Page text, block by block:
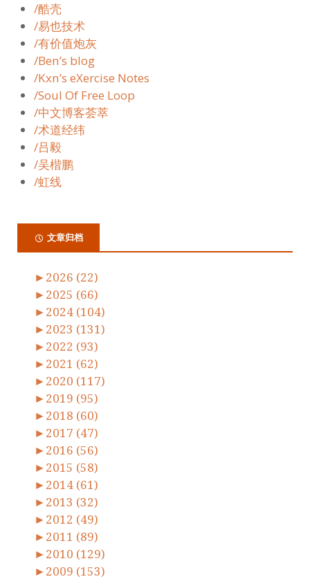
/酷壳
/易也技术
/有价值炮灰
/Ben’s blog
/Kxn’s eXercise Notes
/Soul Of Free Loop
/中文博客荟萃
/术道经纬
/吕毅
/吴楷鹏
/虹线
文章归档
► 2026 (22)
► 2025 (66)
► 2024 (104)
► 2023 (131)
► 2022 (93)
► 2021 (62)
► 2020 (117)
► 2019 (95)
► 2018 (60)
► 2017 (47)
► 2016 (56)
► 2015 (58)
► 2014 (61)
► 2013 (32)
► 2012 (49)
► 2011 (89)
► 2010 (129)
► 2009 (153)